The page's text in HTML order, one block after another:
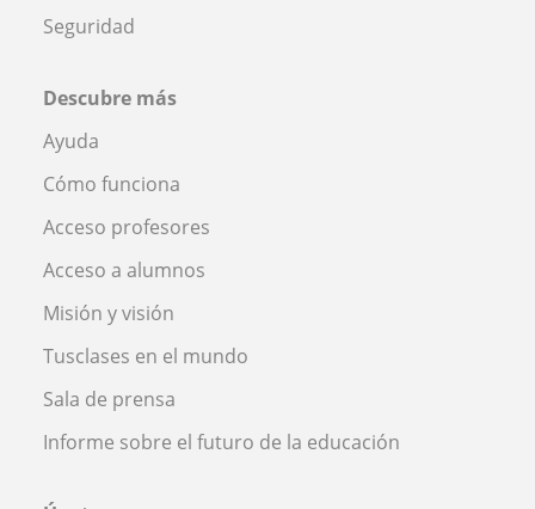
Seguridad
Descubre más
Ayuda
Cómo funciona
Acceso profesores
Acceso a alumnos
Misión y visión
Tusclases en el mundo
Sala de prensa
Informe sobre el futuro de la educación